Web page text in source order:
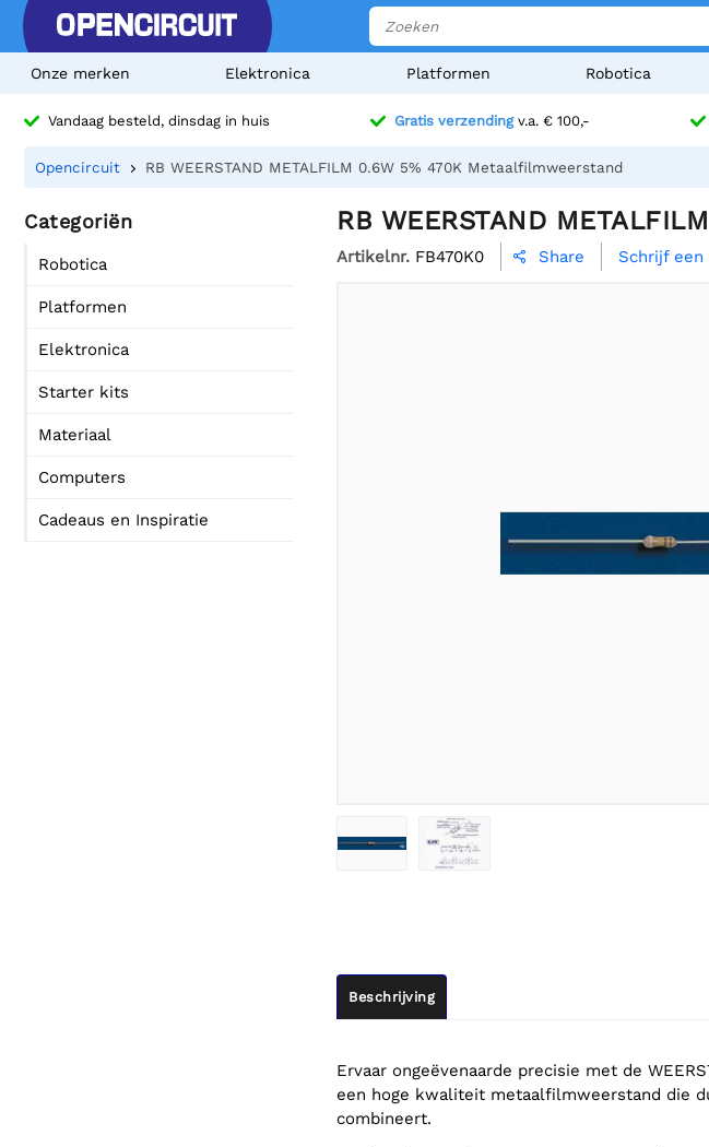
Onze merken Elektronica Platformen Robotica
Vandaag besteld, dinsdag in huis Gratis verzendingv.a. € 100,-
Opencircuit RB WEERSTAND METALFILM 0.6W 5% 470K Metaalfilmweerstand
Categoriën
Robotica
Platformen
Elektronica
Starter kits
Materiaal
Computers
Cadeaus en Inspiratie
RB WEERSTAND
Artikelnr. FB470K0  Share Schrijf een
Beschrijving
Ervaar ongeëvenaarde precisie met de
een hoge kwaliteit metaalfilmweerstand die
combineert.